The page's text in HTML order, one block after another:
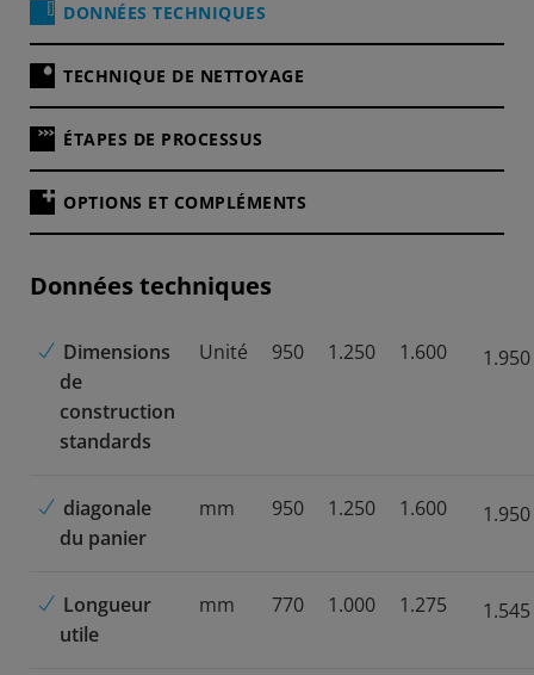
DONNÉES TECHNIQUES
TECHNIQUE DE NETTOYAGE
ÉTAPES DE PROCESSUS
OPTIONS ET COMPLÉMENTS
Données techniques
Dimensions
de
construction
standards
Unité 950 1.250 1.600 1.950
diagonale
du panier
mm 950 1.250 1.600 1.950
Longueur
utile
mm 770 1.000 1.275 1.545